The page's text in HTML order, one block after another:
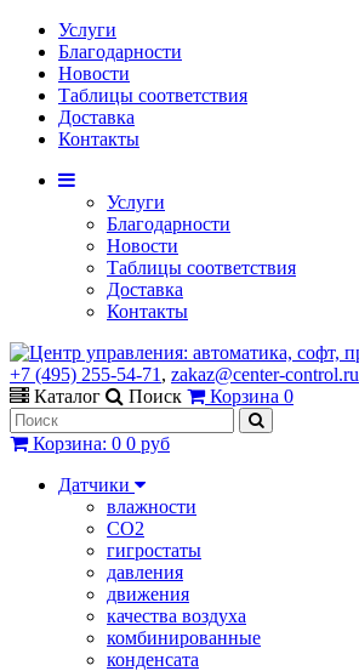
Услуги
Благодарности
Новости
Таблицы соответствия
Доставка
Контакты
Услуги
Благодарности
Новости
Таблицы соответствия
Доставка
Контакты
+7 (495) 255-54-71 , zakaz@center-control.ru
Каталог
Поиск Корзина 0
Корзина: 0 0 руб
Датчики
влажности
CO2
гигростаты
давления
движения
качества воздуха
комбинированные
конденсата